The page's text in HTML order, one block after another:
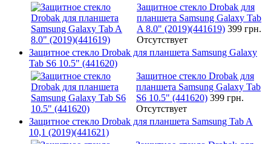
Защитное стекло Drobak для
планшета Samsung Galaxy Tab
A 8.0" (2019)(441619) 399 грн.
Отсутствует
Защитное стекло Drobak для планшета Samsung Galaxy
Tab S6 10.5" (441620)
Защитное стекло Drobak для
планшета Samsung Galaxy Tab
S6 10.5" (441620) 399 грн.
Отсутствует
Защитное стекло Drobak для планшета Samsung Tab A
10,1 (2019)(441621)